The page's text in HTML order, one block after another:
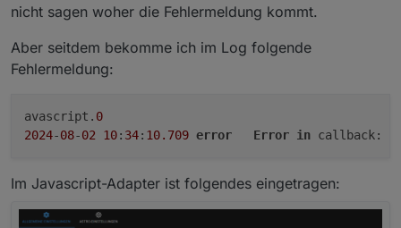
nochmal probieren.
klassisch updaten und mit Controller v6 sollten auch
solche hartnäckigen Fälle gekillt werden.
nicht sagen woher die Fehlermeldung kommt.
Aber seitdem bekomme ich im Log folgende
Fehlermeldung:
avascript. 0
2024-08-02 10: 34: 10.709 error Error in callback:
Im Javascript-Adapter ist folgendes eingetragen: